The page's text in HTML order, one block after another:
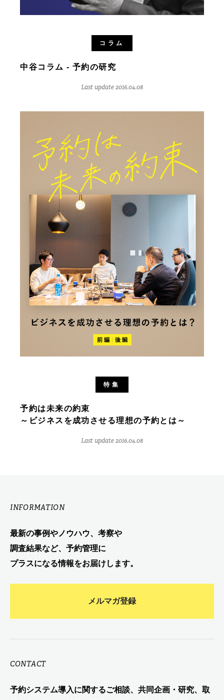
コラム
中谷コラム - 予約の研究
Last update 2016.04.08
特集
予約は未来の約束
～ビジネスを成功させる理想の予約とは～
Last update 2016.04.08
INFORMATION
最新の事例やノウハウ、考察や
調査結果など、予約管理に
プラスになる情報をお届けします。
メルマガ登録
CONTACT
予約システム導入に関するご相談、共同企画・研究、取